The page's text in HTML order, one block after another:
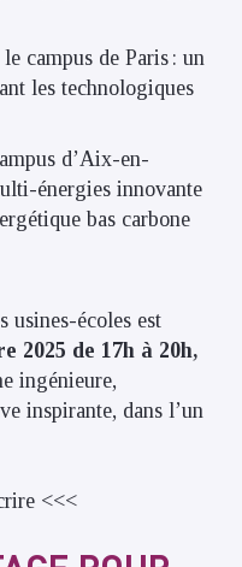
le campus de Paris : un
les technologiques
d’Aix-en-
énergies innovante
bas carbone
usines-écoles est
2025 de 17h à 20h,
ingénieure,
inspirante, dans l’un
<<<